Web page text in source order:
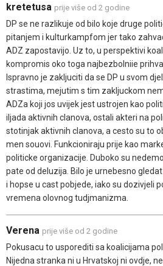
kretetusa prije više od 2 godine
DP se ne razlikuje od bilo koje druge
pitanjem i kulturkampfom jer tako
ADZ zapostavijo. Uz to, u perspektivi
kompromis oko toga najbezbolniie
Ispravno je zakljuciti da se DP u svom
strastima, mejutim s tim zakljuckom
ADZa koji jos uvijek jest ustrojen kao
iljada aktivnih clanova, ostali akteri na
stotinjak aktivnih clanova, a cesto su to
men souovi. Funkcioniraju prije kao
politicke organizacije. Duboko su
pate od deluzija. Bilo je urnebesno
i hopse u cast pobjede, iako su dozivjeli
vremena olovnog tudjmanizma.
Verena prije više od 2 godine
Pokusacu to usporediti sa koalicijama
Nijedna stranka ni u Hrvatskoj ni ovdje,